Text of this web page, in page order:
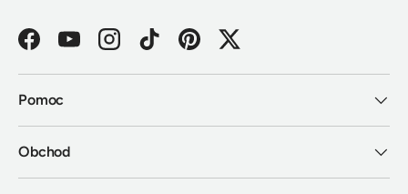
FacebookYouTubeInstagramTikTokPinterestTwitter
Pomoc
Obchod